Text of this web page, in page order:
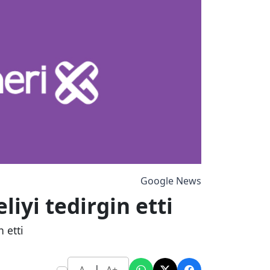
Google News
tedirgin etti
etti